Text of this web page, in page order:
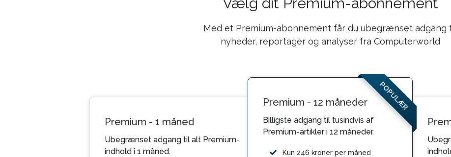
Med et Premium-abonnement får du ubegrænset adgang
nyheder, reportager og analyser fra Computerworld
Premium - 1 måned
Ubegrænset adgang til alt Premium-
indhold i 1 måned.
POPULÆR
Premium - 12 måneder
Billigste adgang til tusindvis af
Premium-artikler i 12 måneder.
Kun 246 kroner per måned